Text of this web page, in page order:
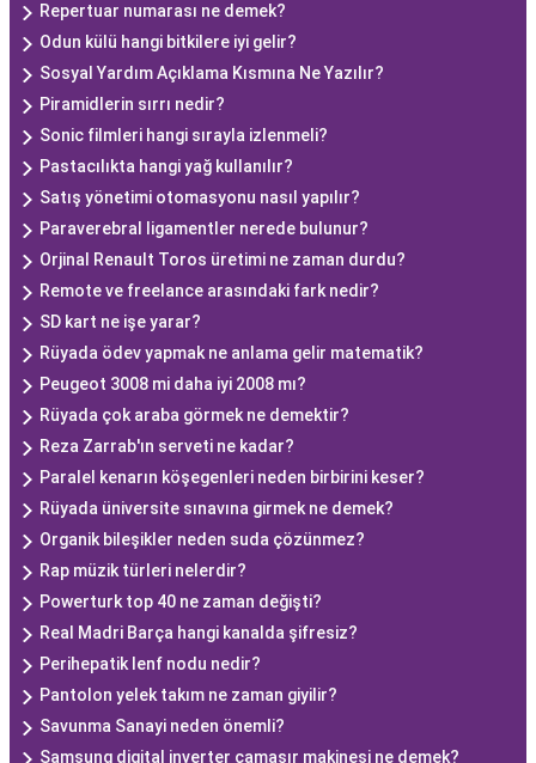
Repertuar numarası ne demek?
Odun külü hangi bitkilere iyi gelir?
Sosyal Yardım Açıklama Kısmına Ne Yazılır?
Piramidlerin sırrı nedir?
Sonic filmleri hangi sırayla izlenmeli?
Pastacılıkta hangi yağ kullanılır?
Satış yönetimi otomasyonu nasıl yapılır?
Paraverebral ligamentler nerede bulunur?
Orjinal Renault Toros üretimi ne zaman durdu?
Remote ve freelance arasındaki fark nedir?
SD kart ne işe yarar?
Rüyada ödev yapmak ne anlama gelir matematik?
Peugeot 3008 mi daha iyi 2008 mı?
Rüyada çok araba görmek ne demektir?
Reza Zarrab'ın serveti ne kadar?
Paralel kenarın köşegenleri neden birbirini keser?
Rüyada üniversite sınavına girmek ne demek?
Organik bileşikler neden suda çözünmez?
Rap müzik türleri nelerdir?
Powerturk top 40 ne zaman değişti?
Real Madri Barça hangi kanalda şifresiz?
Perihepatik lenf nodu nedir?
Pantolon yelek takım ne zaman giyilir?
Savunma Sanayi neden önemli?
Samsung digital inverter çamaşır makinesi ne demek?